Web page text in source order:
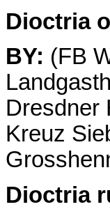
Dioctria
BY: (FB
Dresdner
Kreuz
Dioctria